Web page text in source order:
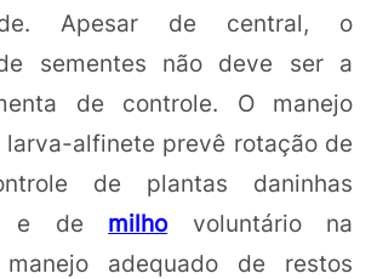
Apesar de central, o
sementes não deve ser a
de controle. O manejo
alfinete prevê rotação de
de plantas daninhas
e de milhovoluntário na
manejo adequado de restos